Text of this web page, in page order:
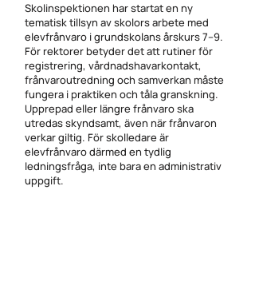
Skolinspektionen har startat en ny
tematisk tillsyn av skolors arbete med
elevfrånvaro i grundskolans årskurs 7–9.
För rektorer betyder det att rutiner för
registrering, vårdnadshavarkontakt,
frånvaroutredning och samverkan måste
fungera i praktiken och tåla granskning.
Upprepad eller längre frånvaro ska
utredas skyndsamt, även när frånvaron
verkar giltig. För skolledare är
elevfrånvaro därmed en tydlig
ledningsfråga, inte bara en administrativ
uppgift.